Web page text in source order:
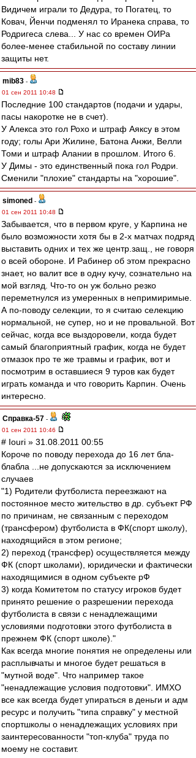
Видичем играли то Дедура, то Погатец, то
Ковач, Йенчи подменял то Иранека справа, то
Родригеса слева... У нас со времен ОИРа
более-менее стабильной по составу линии
защиты нет.
mib83 -
01 сен 2011 10:48
Последние 100 стандартов (подачи и удары,
пасы накоротке не в счет).
У Алекса это гол Рохо и штраф Аяксу в этом
году; голы Ари Жилине, Батона Анжи, Велли
Томи и штраф Алании в прошлом. Итого 6.
У Димы - это единственный пока гол Родри.
Сменили "плохие" стандарты на "хорошие".
simoned -
01 сен 2011 10:48
Забывается, что в первом круге, у Карпина не
было возможности хотя бы в 2-х матчах подряд
выставить одних и тех же центр.защ., не говоря
о всей обороне. И Рабинер об этом прекрасно
знает, но валит все в одну кучу, сознательно на
мой взгляд. Что-то он уж больно резко
переметнулся из умеренных в непримиримые.
А по-поводу селекции, то я считаю селекцию
нормальной, не супер, но и не провальной. Вот
сейчас, когда все выздоровели, когда будет
самый благоприятный график, когда не будет
отмазок про те же травмы и график, вот и
посмотрим в оставшиеся 9 туров как будет
играть команда и что говорить Карпин. Очень
интересно.
Справка-57 -
01 сен 2011 10:46
# Iouri » 31.08.2011 00:55
Короче по поводу перехода до 16 лет бла-
блабла ...не допускаются за исключением
случаев
"1) Родители футболиста переезжают на
постоянное место жительство в др. субъект РФ
по причинам, не связанным с переходом
(трансфером) футболиста в ФК(спорт школу),
находящийся в этом регионе;
2) переход (трансфер) осуществляется между
ФК (спорт школами), юридически и фактически
находящимися в одном субъекте рФ
3) когда Комитетом по статусу игроков будет
принято решение о разрешении перехода
футболиста в связи с ненадлежащими
условиями подготовки этого футболиста в
прежнем ФК (спорт школе)."
Как всегда многие понятия не определены или
расплывчаты и многое будет решаться в
"мутной воде". Что например такое
"ненадлежащие условия подготовки". ИМХО
все как всегда будет упираться в деньги и адм
ресурс и получить "типа справку" у местной
спортшколы о ненадлежащих условиях при
заинтересованности "топ-клуба" труда по
моему не составит.